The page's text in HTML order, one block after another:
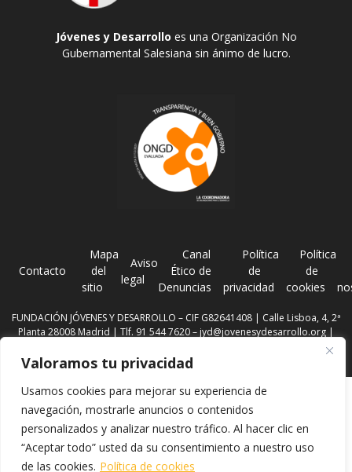
Valoramos tu privacidad
Usamos cookies para mejorar su experiencia de
navegación, mostrarle anuncios o contenidos
personalizados y analizar nuestro tráfico. Al hacer clic en
“Aceptar todo” usted da su consentimiento a nuestro uso
de las cookies. Política de cookies
Jóvenes y Desarrollo es una Organización No
Gubernamental Salesiana sin ánimo de lucro.
Contacto
Mapa
del
sitio
Aviso
legal
Canal
Ético de
Denuncias
Política
de
privacidad
Política
de
cookies
FUNDACIÓN JÓVENES Y DESARROLLO – CIF G82641408 | Calle Lisboa, 4, 2ª
Planta 28008 Madrid | Tlf. 91 544 7620 –jyd@jovenesydesarrollo.org |